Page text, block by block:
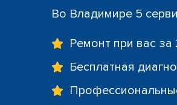
Во Владимире 5
Ремонт при вас за
Бесплатная